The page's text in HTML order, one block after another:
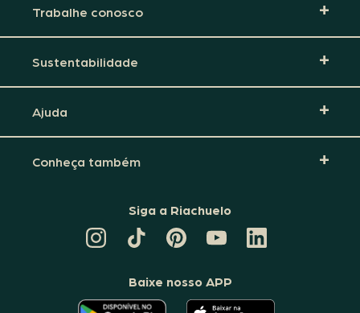
Trabalhe conosco
Sustentabilidade
Ajuda
Conheça também
Siga a Riachuelo
TIKTOK
DA
PINTEREST
DA
CANAL
DA
RIACHUELO
LINKEDIN
DA
Baixe nosso APP
O O